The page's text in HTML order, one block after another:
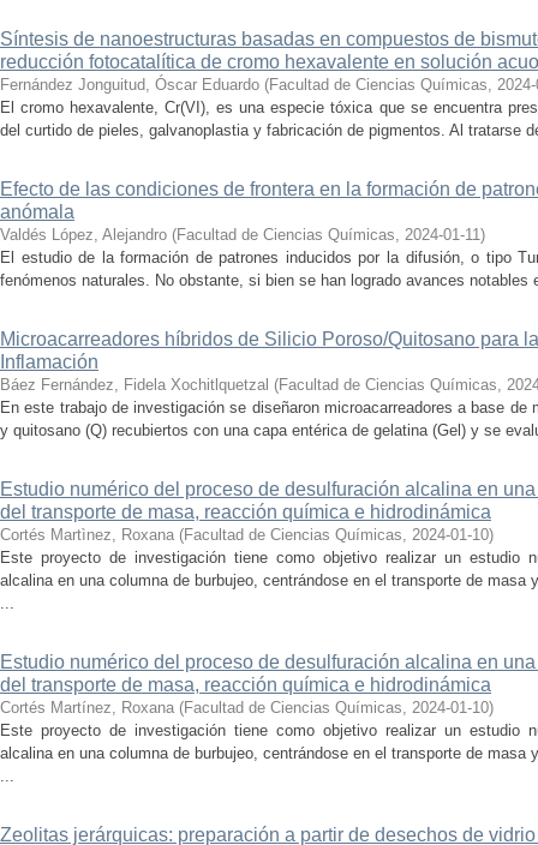
Síntesis de nanoestructuras basadas en compuestos de
reducción fotocatalítica de cromo hexavalente en solución
Fernández Jonguitud, Óscar Eduardo (Facultad de Ciencias Químicas,
El cromo hexavalente, Cr(VI), es una especie tóxica que se encuentra
del curtido de pieles, galvanoplastia y fabricación de pigmentos. Al tratarse
Efecto de las condiciones de frontera en la formación de
anómala
Valdés López, Alejandro (Facultad de Ciencias Químicas, 2024-01-11)
El estudio de la formación de patrones inducidos por la difusión, o tipo
fenómenos naturales. No obstante, si bien se han logrado avances
Microacarreadores híbridos de Silicio Poroso/Quitosano para
Inflamación
Báez Fernández, Fidela Xochitlquetzal (Facultad de Ciencias Químicas,
En este trabajo de investigación se diseñaron microacarreadores a base
y quitosano (Q) recubiertos con una capa entérica de gelatina (Gel) y se
Estudio numérico del proceso de desulfuración alcalina en
del transporte de masa, reacción química e hidrodinámica
Cortés Martìnez, Roxana (Facultad de Ciencias Químicas, 2024-01-10)
Este proyecto de investigación tiene como objetivo realizar un estudio
alcalina en una columna de burbujeo, centrándose en el transporte de
...
Estudio numérico del proceso de desulfuración alcalina en
del transporte de masa, reacción química e hidrodinámica
Cortés Martínez, Roxana (Facultad de Ciencias Químicas, 2024-01-10)
Este proyecto de investigación tiene como objetivo realizar un estudio
alcalina en una columna de burbujeo, centrándose en el transporte de
...
Zeolitas jerárquicas: preparación a partir de desechos de